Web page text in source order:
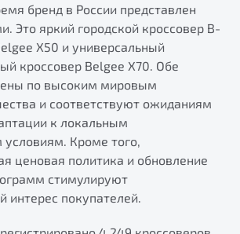
кроссовер
ТО
поддержка
бренд в России представлен
Это яркий городской кроссовер B-
X50 и универсальный
кроссовер Belgee X70. Обе
по высоким мировым
и соответствуют ожиданиям
к локальным
Кроме того,
ценовая политика и обновление
стимулируют
интерес покупателей.